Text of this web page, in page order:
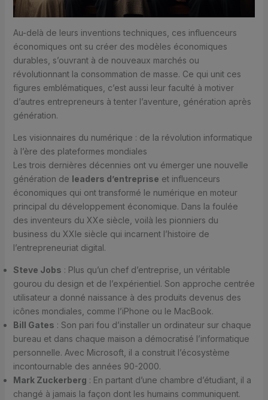
Au-delà de leurs inventions techniques, ces influenceurs
économiques ont su créer des modèles économiques
durables, s’ouvrant à de nouveaux marchés ou
révolutionnant la consommation de masse. Ce qui unit ces
figures emblématiques, c’est aussi leur faculté à motiver
d’autres entrepreneurs à tenter l’aventure, génération après
génération.
Les visionnaires du numérique : de la révolution informatique
à l’ère des plateformes mondiales
Les trois dernières décennies ont vu émerger une nouvelle
génération de leaders d’entreprise et influenceurs
économiques qui ont transformé le numérique en moteur
principal du développement économique. Dans la foulée
des inventeurs du XXe siècle, voilà les pionniers du
business du XXIe siècle qui incarnent l’histoire de
l’entrepreneuriat digital.
Steve Jobs : Plus qu’un chef d’entreprise, un véritable
gourou du design et de l’expérientiel. Son approche centrée
utilisateur a donné naissance à des produits devenus des
icônes mondiales, comme l’iPhone ou le MacBook.
Bill Gates : Son pari fou d’installer un ordinateur sur chaque
bureau et dans chaque maison a démocratisé l’informatique
personnelle. Avec Microsoft, il a construit l’écosystème
incontournable des années 90-2000.
Mark Zuckerberg : En partant d’une chambre d’étudiant, il a
changé à jamais la façon dont les humains communiquent.